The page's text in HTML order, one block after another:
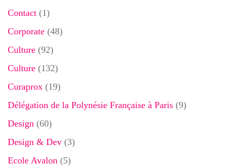
Contact (1)
Corporate (48)
Culture (92)
Culture (132)
Curaprox (19)
Délégation de la Polynésie Française à Paris (9)
Design (60)
Design & Dev (3)
Ecole Avalon (5)